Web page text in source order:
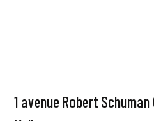
1 avenue Robert Schuman